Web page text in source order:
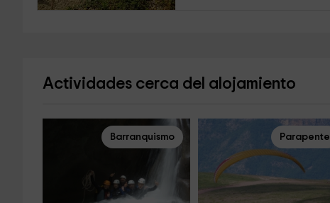
Actividades cerca del alojamiento
Barranquismo Parapente